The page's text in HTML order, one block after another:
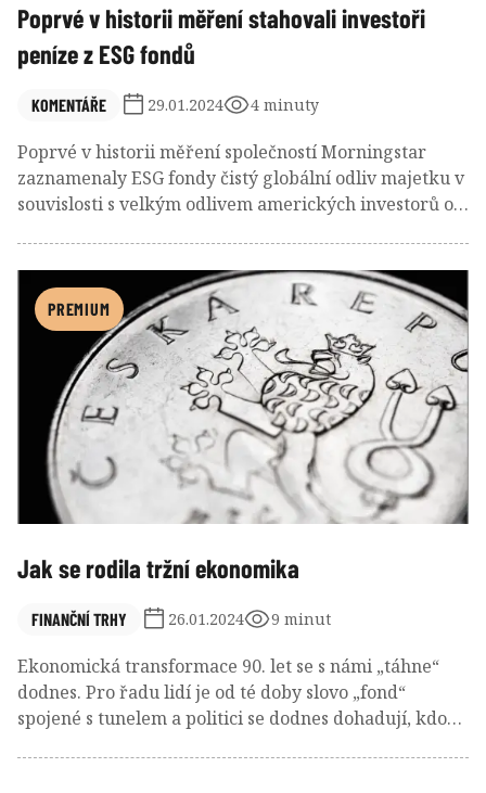
Poprvé v historii měření stahovali investoři
peníze z ESG fondů
KOMENTÁŘE 29.01.2024 4 minuty
Poprvé v historii měření společností Morningstar
zaznamenaly ESG fondy čistý globální odliv majetku v
souvislosti s velkým odlivem amerických investorů od
PREMIUM
Jak se rodila tržní ekonomika
FINANČNÍ TRHY 26.01.2024 9 minut
Ekonomická transformace 90. let se s námi „táhne“
dodnes. Pro řadu lidí je od té doby slovo „fond“
spojené s tunelem a politici se dodnes dohadují, kdo